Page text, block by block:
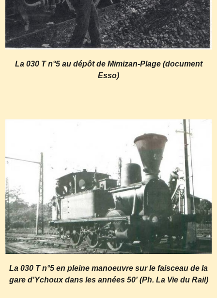
La 030 T n°5 au dépôt de Mimizan-Plage (document
Esso)
La 030 T n°5 en pleine manoeuvre sur le faisceau de la
gare d'Ychoux dans les années 50' (Ph. La Vie du Rail)